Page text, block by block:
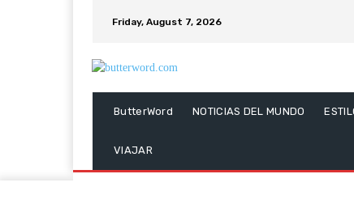
Friday, August 7, 2026
ButterWord NOTICIAS DEL MUNDO
VIAJAR